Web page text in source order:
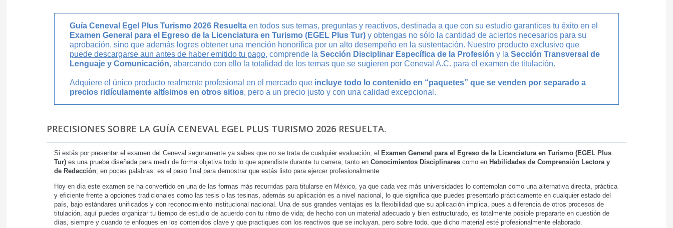
Guía Ceneval Egel Plus Turismo 2026 Resuelta en todos sus temas, preguntas y reactivos, destinada a que con su estudio garantices tu éxito en el
Examen General para el Egreso de la Licenciatura en Turismo (EGEL Plus Tur) y obtengas no sólo la cantidad de aciertos necesarios para su
aprobación, sino que además logres obtener una mención honorífica por un alto desempeño en la sustentación. Nuestro producto exclusivo que
puede descargarse aun antes de haber emitido tu pago, comprende la Sección Disciplinar Específica de la Profesión y la Sección Transversal de
Lenguaje y Comunicación, abarcando con ello la totalidad de los temas que se sugieren por Ceneval A.C. para el examen de titulación.
Adquiere el único producto realmente profesional en el mercado que incluye todo lo contenido en “paquetes” que se venden por separado a
precios ridículamente altísimos en otros sitios, pero a un precio justo y con una calidad excepcional.
PRECISIONES SOBRE LA GUÍA CENEVAL EGEL PLUS TURISMO 2026 RESUELTA.
Si estás por presentar el examen del Ceneval seguramente ya sabes que no se trata de cualquier evaluación, el Examen General para el Egreso de la Licenciatura en Turismo (EGEL Plus
Tur) es una prueba diseñada para medir de forma objetiva todo lo que aprendiste durante tu carrera, tanto en Conocimientos Disciplinares como en Habilidades de Comprensión Lectora y
de Redacción; en pocas palabras: es el paso final para demostrar que estás listo para ejercer profesionalmente.
Hoy en día este examen se ha convertido en una de las formas más recurridas para titularse en México, ya que cada vez más universidades lo contemplan como una alternativa directa, práctica
y eficiente frente a opciones tradicionales como las tesis o las tesinas, además su aplicación es a nivel nacional, lo que significa que puedes presentarlo prácticamente en cualquier estado del
país, bajo estándares unificados y con reconocimiento institucional nacional. Una de sus grandes ventajas es la flexibilidad que su aplicación implica, pues a diferencia de otros procesos de
titulación, aquí puedes organizar tu tiempo de estudio de acuerdo con tu ritmo de vida; de hecho con un material adecuado y bien estructurado, es totalmente posible prepararte en cuestión de
días, siempre y cuando te enfoques en los contenidos clave y que practiques con los reactivos que se incluyan, pero sobre todo, que dicho material esté profesionalmente elaborado.